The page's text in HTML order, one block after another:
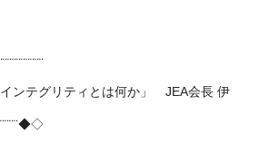
ンテグリティとは何か」 JEA会長 伊